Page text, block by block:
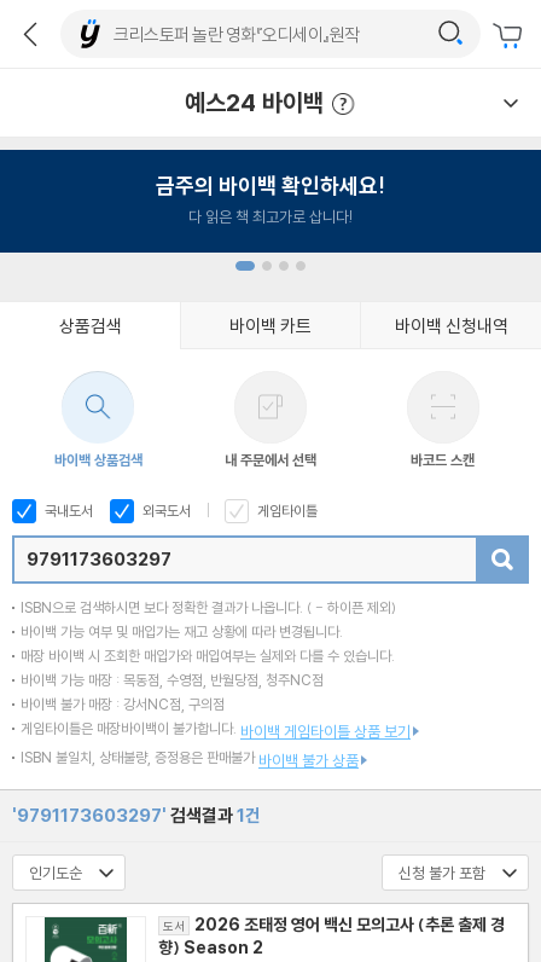
예스24 바이백
금주의 바이백 확인하세요!
다 읽은 책 최고가로 삽니다!
상품검색 바이백 카트 바이백 신청내역
바이백 상품검색 내 주문에서 선택 바코드 스캔
국내도서 외국도서 게임타이틀
ISBN으로 검색하시면 보다 정확한 결과가 나옵니다. ( - 하이픈 제외)
바이백 가능 여부 및 매입가는 재고 상황에 따라 변경됩니다.
매장 바이백 시 조회한 매입가와 매입여부는 실제와 다를 수 있습니다.
바이백 가능 매장 : 목동점, 수영점, 반월당점, 청주NC점
바이백 불가 매장 : 강서NC점, 구의점
게임타이틀은 매장바이백이 불가합니다. 바이백 게임타이틀 상품 보기
ISBN 불일치, 상태불량, 증정용은 판매불가 바이백 불가 상품
'9791173603297' 검색결과1건
도서
2026 조태정 영어 백신 모의고사 (추론 출제 경
향) Season 2